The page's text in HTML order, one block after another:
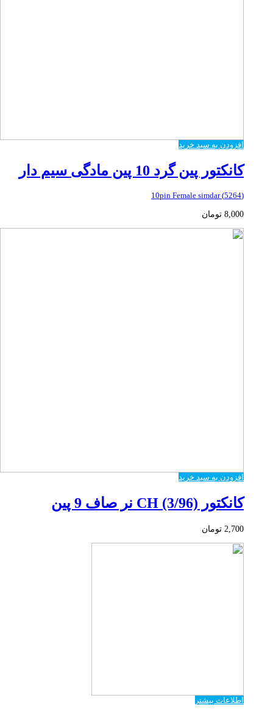
افزودن به سبد خرید
کانکتور پین گرد 10 پین مادگی سیم دار
(5264) 10pin Female simdar
8,000 تومان
افزودن به سبد خرید
کانکتور CH (3/96) نر صاف 9 پین
2,700 تومان
اطلاعات بیشتر